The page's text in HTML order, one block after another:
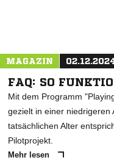
MAGAZIN
FAQ: SO
Mit dem Programm
gezielt in einer niedrigeren
tatsächlichen Alter
Pilotprojekt.
Mehr lesen